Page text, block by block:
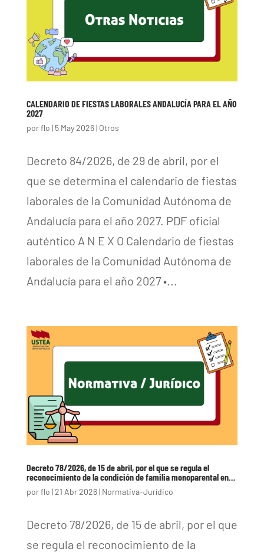
CALENDARIO DE FIESTAS LABORALES ANDALUCÍA PARA EL AÑO
2027
porflo | 5 May 2026| Otros
Decreto 84/2026, de 29 de abril, por el
que se determina el calendario de fiestas
laborales de la Comunidad Autónoma de
Andalucía para el año 2027. PDF oficial
auténtico A N E X O Calendario de fiestas
laborales de la Comunidad Autónoma de
Andalucía para el año 2027 •...
Decreto 78/2026, de 15 de abril, por el que se regula el
reconocimiento de la condición de familia monoparental en…
porflo |21 Abr 2026| Normativa-Jurídico
Decreto 78/2026, de 15 de abril, por el que
se regula el reconocimiento de la